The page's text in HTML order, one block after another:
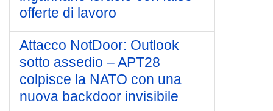
offerte di lavoro
Attacco NotDoor: Outlook
sotto assedio – APT28
colpisce la NATO con una
nuova backdoor invisibile